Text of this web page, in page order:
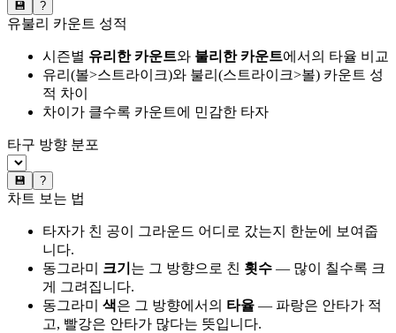
💾 ?
유불리 카운트 성적
시즌별 유리한 카운트와 불리한 카운트에서의 타율 비교
유리(볼>스트라이크)와 불리(스트라이크>볼) 카운트 성
적 차이
차이가 클수록 카운트에 민감한 타자
타구 방향 분포
💾 ?
차트 보는 법
타자가 친 공이 그라운드 어디로 갔는지 한눈에 보여줍
니다.
동그라미 크기 는 그 방향으로 친 횟수 — 많이 칠수록 크
게 그려집니다.
동그라미 색은 그 방향에서의 타율 — 파랑은 안타가 적
고, 빨강은 안타가 많다는 뜻입니다.